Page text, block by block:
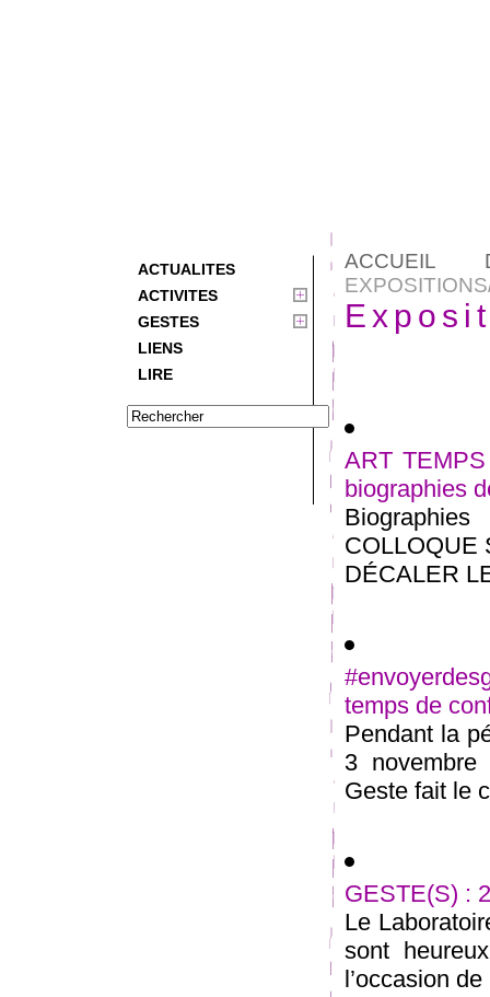
ACTUALITES
ACTIVITES
GESTES
LIENS
LIRE
ACCUEIL
ART
biographies
COLLOQUE
DÉCALER
temps de
Pendant la
3 novembre
Geste fait le
GESTE(S) :
Le
sont
l’occasion